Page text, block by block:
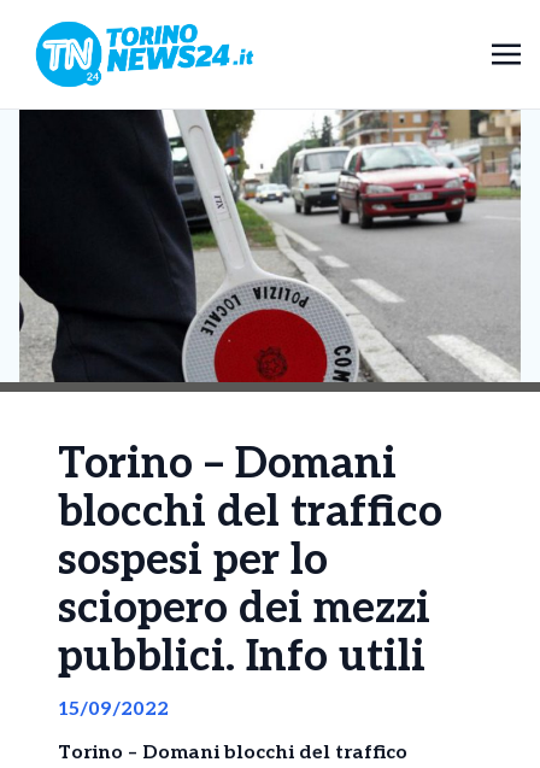
Torino – Domani
blocchi del traffico
sospesi per lo
sciopero dei mezzi
pubblici. Info utili
15/09/2022
Torino – Domani blocchi del traffico